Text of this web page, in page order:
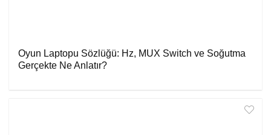
Oyun Laptopu Sözlüğü: Hz, MUX Switch ve Soğutma
Gerçekte Ne Anlatır?